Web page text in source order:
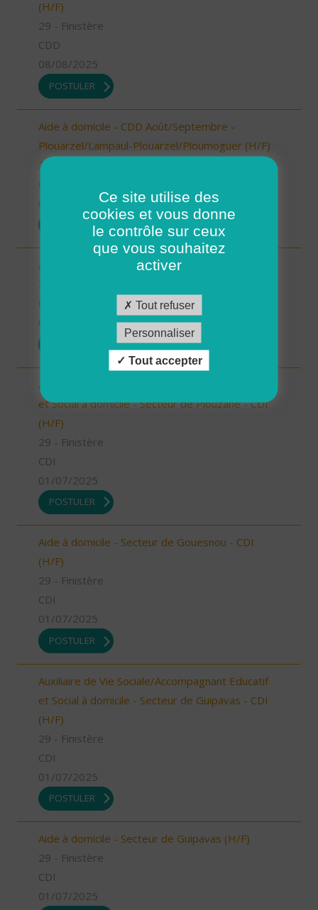
(H/F)
29 - Finistère
CDD
08/08/2025
POSTULER
Aide à domicile - CDD Août/Septembre -
Plouarzel/Lampaul-Plouarzel/Ploumoguer (H/F)
29 - Finistère
POSTULER
Aide à domicile - Secteur de Guilers - CDI (H/F)
Auxiliaire de Vie Sociale/Accompagnant Educatif
et Social à domicile - Secteur de Plouzané - CDI
(H/F)
29 - Finistère
CDI
01/07/2025
POSTULER
Aide à domicile - Secteur de Gouesnou - CDI
(H/F)
29 - Finistère
CDI
01/07/2025
POSTULER
Auxiliaire de Vie Sociale/Accompagnant Educatif
et Social à domicile - Secteur de Guipavas - CDI
(H/F)
29 - Finistère
CDI
01/07/2025
POSTULER
Aide à domicile - Secteur de Guipavas (H/F)
29 - Finistère
CDI
01/07/2025
Ce site utilise des
cookies et vous donne
le contrôle sur ceux
que vous souhaitez
activer
Tout refuser
Personnaliser
Tout accepter